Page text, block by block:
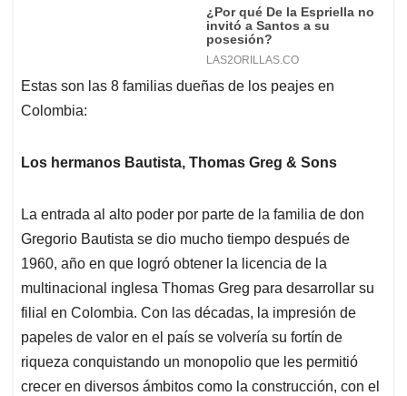
Estas son las 8 familias dueñas de los peajes en
Colombia:
Los hermanos Bautista, Thomas Greg & Sons
La entrada al alto poder por parte de la familia de don
Gregorio Bautista se dio mucho tiempo después de
1960, año en que logró obtener la licencia de la
multinacional inglesa Thomas Greg para desarrollar su
filial en Colombia. Con las décadas, la impresión de
papeles de valor en el país se volvería su fortín de
riqueza conquistando un monopolio que les permitió
crecer en diversos ámbitos como la construcción, con el